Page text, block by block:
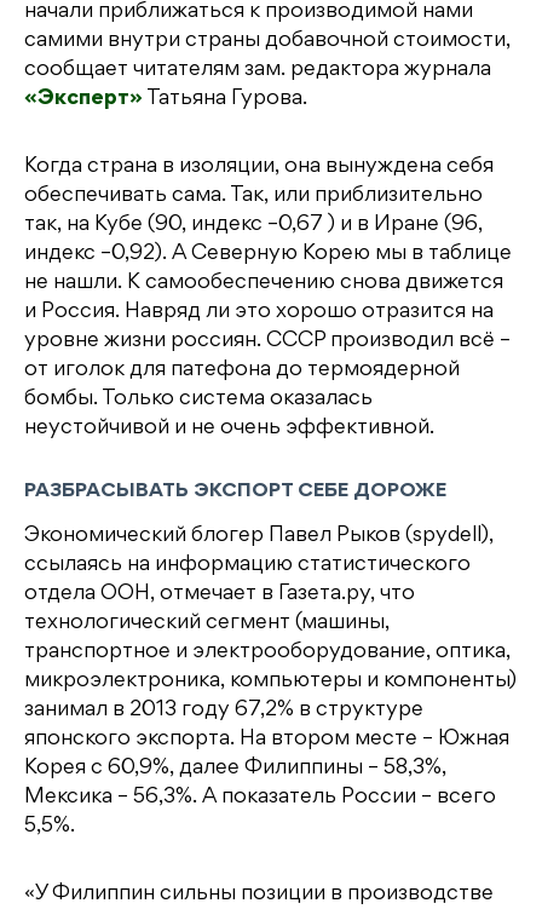
начали приближаться к производимой нами
самими внутри страны добавочной стоимости,
сообщает читателям зам. редактора журнала
«Эксперт» Татьяна Гурова.
Когда страна в изоляции, она вынуждена себя
обеспечивать сама. Так, или приблизительно
так, на Кубе (90, индекс –0,67 ) и в Иране (96,
индекс –0,92). А Северную Корею мы в таблице
не нашли. К самообеспечению снова движется
и Россия. Навряд ли это хорошо отразится на
уровне жизни россиян. СССР производил всё –
от иголок для патефона до термоядерной
бомбы. Только система оказалась
неустойчивой и не очень эффективной.
РАЗБРАСЫВАТЬ ЭКСПОРТ СЕБЕ ДОРОЖЕ
Экономический блогер Павел Рыков (spydell),
ссылаясь на информацию статистического
отдела ООН, отмечает в Газета.ру, что
технологический сегмент (машины,
транспортное и электрооборудование, оптика,
микроэлектроника, компьютеры и компоненты)
занимал в 2013 году 67,2% в структуре
японского экспорта. На втором месте – Южная
Корея с 60,9%, далее Филиппины – 58,3%,
Мексика – 56,3%. А показатель России – всего
5,5%.
«У Филиппин сильны позиции в производстве